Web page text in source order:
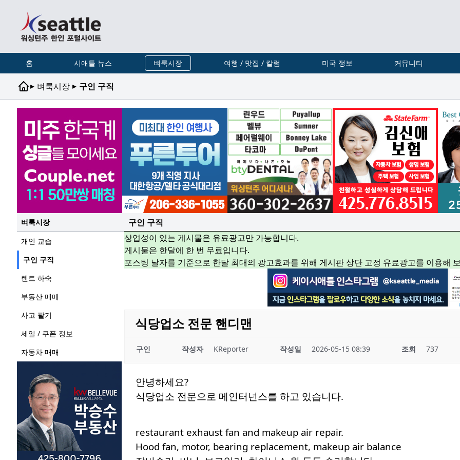
홈 시애틀 뉴스 벼룩시장 여행 / 맛집 / 칼럼 미국 정보 커뮤니티
▸ 벼룩시장 ▸ 구인 구직
벼룩시장
개인 교습
구인 구직
렌트 하숙
부동산 매매
사고 팔기
세일 / 쿠폰 정보
자동차 매매
구인 구직
상업성이 있는 게시물은 유료광고만 가능합니다.
게시물은 한달에 한 번 무료입니다.
포스팅 날자를 기준으로 한달 최대의 광고효과를 위해 게시판 상단 고정 유료광고를 이용해
식당업소 전문 핸디맨
구인 작성자 KReporter 작성일 2026-05-15 08:39 조회 737
안녕하세요?
식당업소 전문으로 메인터넌스를 하고 있습니다.
restaurant exhaust fan and makeup air repair.
Hood fan, motor, bearing replacement, makeup air balance